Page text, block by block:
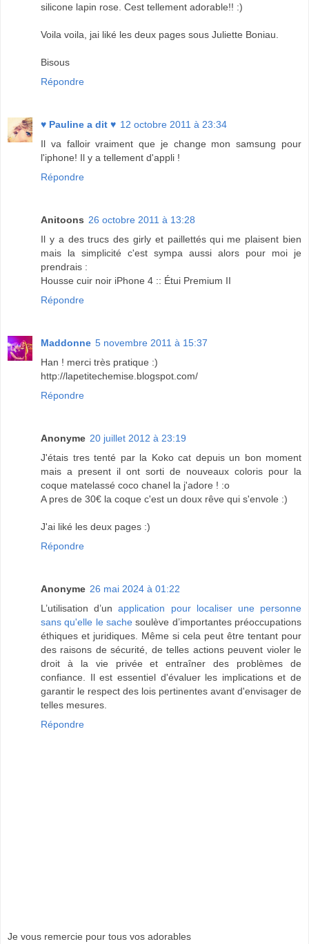
silicone lapin rose. Cest tellement adorable!! :)
Voila voila, jai liké les deux pages sous Juliette Boniau.
Bisous
Répondre
♥ Pauline a dit ♥ 12 octobre 2011 à 23:34
Il va falloir vraiment que je change mon samsung pour
l'iphone! Il y a tellement d'appli !
Répondre
Anitoons 26 octobre 2011 à 13:28
Il y a des trucs des girly et paillettés qui me plaisent bien
mais la simplicité c'est sympa aussi alors pour moi je
prendrais :
Housse cuir noir iPhone 4 :: Étui Premium II
Répondre
Maddonne 5 novembre 2011 à 15:37
Han ! merci très pratique :)
http://lapetitechemise.blogspot.com/
Répondre
Anonyme 20 juillet 2012 à 23:19
J'étais tres tenté par la Koko cat depuis un bon moment
mais a present il ont sorti de nouveaux coloris pour la
coque matelassé coco chanel la j'adore ! :o
A pres de 30€ la coque c'est un doux rêve qui s'envole :)
J'ai liké les deux pages :)
Répondre
Anonyme 26 mai 2024 à 01:22
L’utilisation d’unapplication pour localiser une personne
sans qu'elle le sache soulève d’importantes préoccupations
éthiques et juridiques. Même si cela peut être tentant pour
des raisons de sécurité, de telles actions peuvent violer le
droit à la vie privée et entraîner des problèmes de
confiance. Il est essentiel d'évaluer les implications et de
garantir le respect des lois pertinentes avant d'envisager de
telles mesures.
Répondre
Je vous remercie pour tous vos adorables